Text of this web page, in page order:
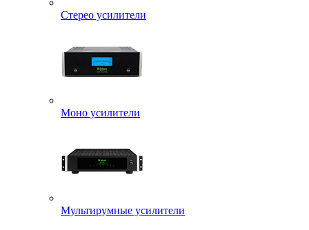
Стерео усилители
Моно усилители
Мультирумные усилители